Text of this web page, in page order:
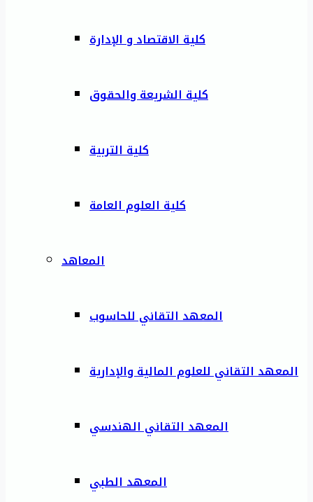
كلية الاقتصاد و الإدارة
كلية الشريعة والحقوق
كلية التربية
كلية العلوم العامة
المعاهد
المعهد التقاني للحاسوب
المعهد التقاني للعلوم المالية والإدارية
المعهد التقاني الهندسي
المعهد الطبي